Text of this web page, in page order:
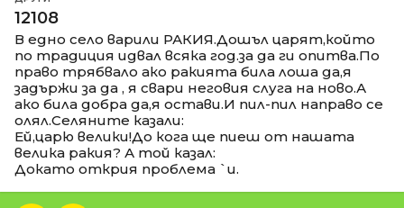
12108
В едно село варили РАКИЯ.Дошъл царят,който
по традиция идвал всяка год.за да ги опитва.По
право трябвало ако ракията била лоша да,я
задържи за да , я свари неговия слуга на ново.А
ако била добра да,я остави.И пил-пил направо се
олял.Селяните казали:
Ей,царю велики!До кога ще пиеш от нашата
велика ракия? А той казал:
Докато открия проблема `и.